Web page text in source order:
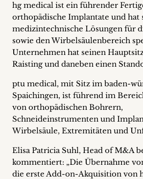
Team
Philosophie
Presseanfragen
Kontakt
hg medical ist ein führender
orthopädische Implantate und hat
medizintechnische Lösungen für
sowie den Wirbelsäulenbereich
Unternehmen hat seinen
Raisting und daneben einen
ptu medical, mit Sitz im baden-
Spaichingen, ist führend im
von orthopädischen Bohrern,
Schneideinstrumenten und
Wirbelsäule, Extremitäten und
Elisa Patricia Suhl, Head of M&A
kommentiert: „Die Übernahme
die erste Add-on-Akquisition von